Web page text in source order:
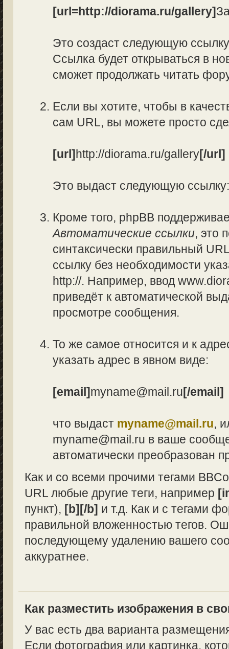
[url=http://diorama.ru/gallery]
Это создаст следующую
Ссылка будет открываться в
сможет продолжать читать
Если вы хотите, чтобы в
сам URL, вы можете просто
[url]http://diorama.ru/gallery[/url]
Это выдаст следующую
Кроме того, phpBB
Автоматические ссылки, это
синтаксически правильный
ссылку без необходимости
http://. Например, ввод
приведёт к автоматической
просмотре сообщения.
То же самое относится и к
указать адрес в явном виде:
[email]myname@mail.ru[/email]
что выдаст myname@mail.ru,
myname@mail.ru в ваше
автоматически преобразован
Как и со всеми прочими тегами
URL любые другие теги, например
пункт), [b][/b] и т.д. Как и с тегами
правильной вложенностью тегов.
последующему удалению вашего
аккуратнее.
Как разместить изображения в
У вас есть два варианта
Если фотография или картинка,